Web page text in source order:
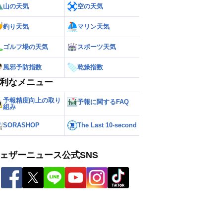
山の天気 空の天気
釣り天気 マリン天気
ゴルフ場の天気 スポーツ天気
風邪予防指数 乾燥指数
なメニュー
予報精度向上の取り
組み
予報に関するFAQ
SORASHOP The Last 10-second
ザーニュース公式SNS